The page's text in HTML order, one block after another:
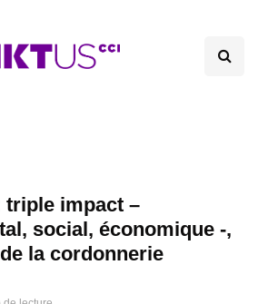
triple impact –
social, économique -,
la cordonnerie